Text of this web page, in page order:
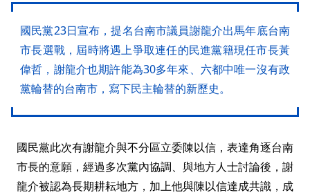
國民黨23日宣布，提名台南市議員謝龍介出馬年底台南
市長選戰，屆時將遇上爭取連任的民進黨籍現任市長黃
偉哲，謝龍介也期許能為30多年來、六都中唯一沒有政
黨輪替的台南市，寫下民主輪替的新歷史。
國民黨此次有謝龍介與不分區立委陳以信，表達角逐台南
市長的意願，經過多次黨內協調、與地方人士討論後，謝
龍介被認為長期耕耘地方，加上他與陳以信達成共識，成